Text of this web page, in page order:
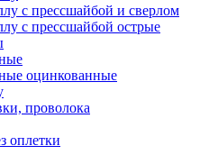
с прессшайбой и сверлом
с прессшайбой острые
оцинкованные
проволока
оплетки